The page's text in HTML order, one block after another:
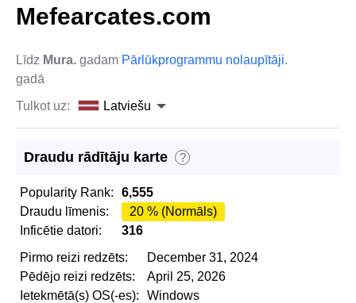
Mefearcates.com
Līdz Mura. gadam Pārlūkprogrammu nolaupītāji.
gadā
Tulkot uz:
Latviešu
Draudu rādītāju karte ?
Popularity Rank:
6,555
Draudu līmenis:
20 % (Normāls)
Inficētie datori:
316
Pirmo reizi redzēts:
December 31, 2024
Pēdējo reizi redzēts:
April 25, 2026
Ietekmētā(s) OS(-es):
Windows